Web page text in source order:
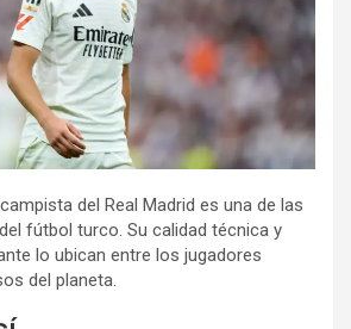
del Real Madrid es una de las
fútbol turco. Su calidad técnica y
lo ubican entre los jugadores
del planeta.